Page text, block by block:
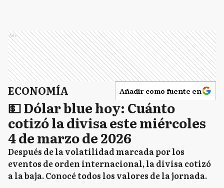
Ads
ECONOMÍA Añadir como fuente en
💵 Dólar blue hoy: Cuánto
cotizó la divisa este miércoles
4 de marzo de 2026
Después de la volatilidad marcada por los
eventos de orden internacional, la divisa cotizó
a la baja. Conocé todos los valores de la jornada.